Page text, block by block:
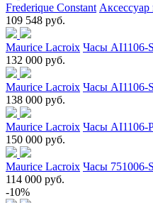
Frederique Constant
109 548 руб.
Maurice Lacroix Часы AI1106-
132 000 руб.
Maurice Lacroix Часы AI1106-
138 000 руб.
Maurice Lacroix Часы AI1106-
150 000 руб.
Maurice Lacroix Часы 751006-
114 000 руб.
-10%